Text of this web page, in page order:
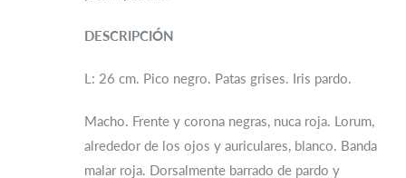
DESCRIPCIÓN
L: 26 cm. Pico negro. Patas grises. Iris pardo.
Macho. Frente y corona negras, nuca roja. Lorum,
alrededor de los ojos y auriculares, blanco. Banda
malar roja. Dorsalmente barrado de pardo y